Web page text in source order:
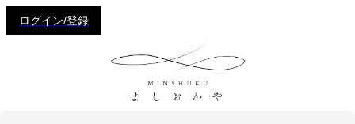
ログイン/登録